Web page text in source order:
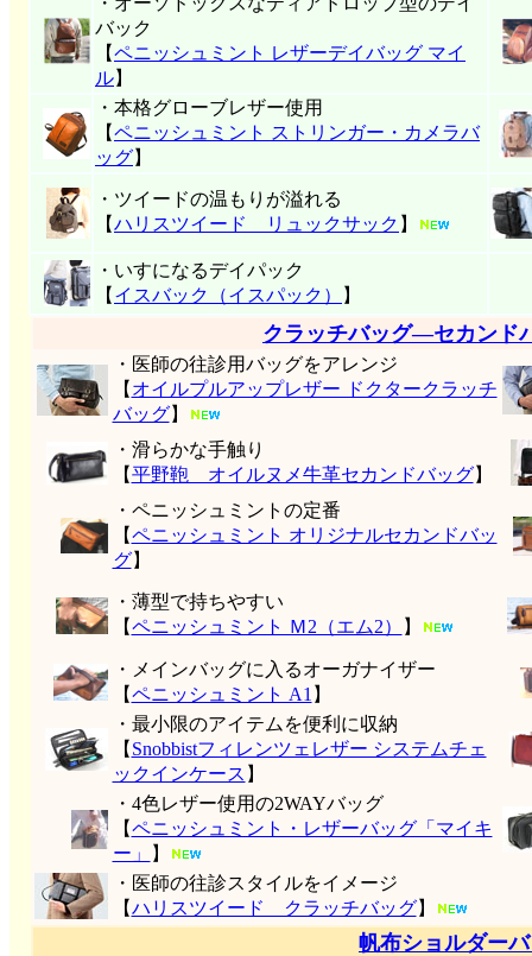
バック
【ペニッシュミント レザーデイバッグ マイ
ル】
・本格グローブレザー使用
【ペニッシュミント ストリンガー・カメラバ
ッグ】
・ツイードの温もりが溢れる
【ハリスツイード リュックサック 】
・いすになるデイパック
【 イスバック（イスパック） 】
クラッチバッグ―セカンド
・医師の往診用バッグをアレンジ
【 オイルプルアップレザー ドクタークラッチ
バッグ】
・滑らかな手触り
【平野鞄 オイルヌメ牛革セカンドバッグ】
・ペニッシュミントの定番
【ペニッシュミント オリジナルセカンドバッ
グ】
・薄型で持ちやすい
【ペニッシュミント Ｍ2（エム2） 】
・メインバッグに入るオーガナイザー
【ペニッシュミント A1 】
・最小限のアイテムを便利に収納
【 Snobbistフィレンツェレザー システムチェ
ックインケース 】
・4色レザー使用の2WAYバッグ
【ペニッシュミント・レザーバッグ「マイキ
ー」
】
・医師の往診スタイルをイメージ
【ハリスツイード クラッチバッグ】
帆布ショルダー